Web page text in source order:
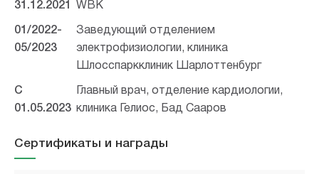
31.12.2021
WBK
01/2022-
05/2023
Заведующий отделением
электрофизиологии, клиника
Шлосспаркклиник Шарлоттенбург
С
01.05.2023
Главный врач, отделение кардиологии,
клиника Гелиос, Бад Сааров
Сертификаты и награды